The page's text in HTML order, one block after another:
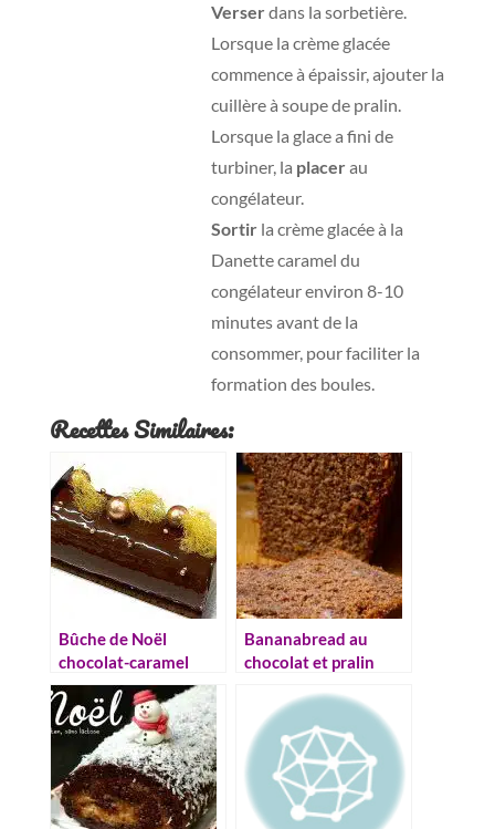
Verserdans la sorbetière.
Lorsque la crème glacée
commence à épaissir, ajouter la
cuillère à soupe de pralin.
Lorsque la glace a fini de
turbiner, la placerau
congélateur.
Sortir la crème glacée à la
Danette caramel du
congélateur environ 8-10
minutes avant de la
consommer, pour faciliter la
formation des boules.
Recettes Similaires:
Bûche de Noël
chocolat-caramel
d’Arnaud Larher
Bananabread au
chocolat et pralin